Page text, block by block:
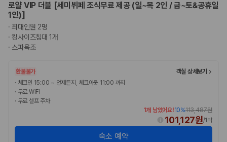
로얄 VIP 더블 [세미뷔페 조식무료 제공 (일~목 2인 / 금~토&공휴일
1인)]
· 최대인원 2명
·킹사이즈침대 1개
· 스파욕조
환불불가
객실 상세보기
· 체크인 15:00 ~ 언제든지, 체크아웃 11:00 까지
· 무료 WiFi
· 무료 셀프 주차
1개 남았어요!10%113,487원
101,127원/1박
숙소 예약